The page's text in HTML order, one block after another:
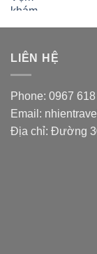
LIÊN HỆ
Phone: 0967
Email:
Địa chỉ: Đường